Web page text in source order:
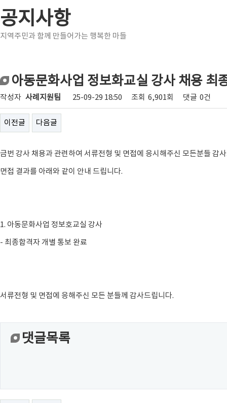
공지사항
지역주민과 함께 만들어가는 행복한 마들
아동문화사업 정보화교실 강사 채용 최
작성자 사례지원팀 25-09-29 18:50 조회 6,901회 댓글 0건
이전글 다음글
금번 강사 채용과 관련하여 서류전형 및 면접에 응시해주신 모든분들 감
면접 결과를 아래와 같이 안내 드립니다.
1. 아동문화사업 정보호교실 강사
- 최종합격자 개별 통보 완료
서류전형 및 면접에 응해주신 모든 분들께 감사드립니다.
댓글목록